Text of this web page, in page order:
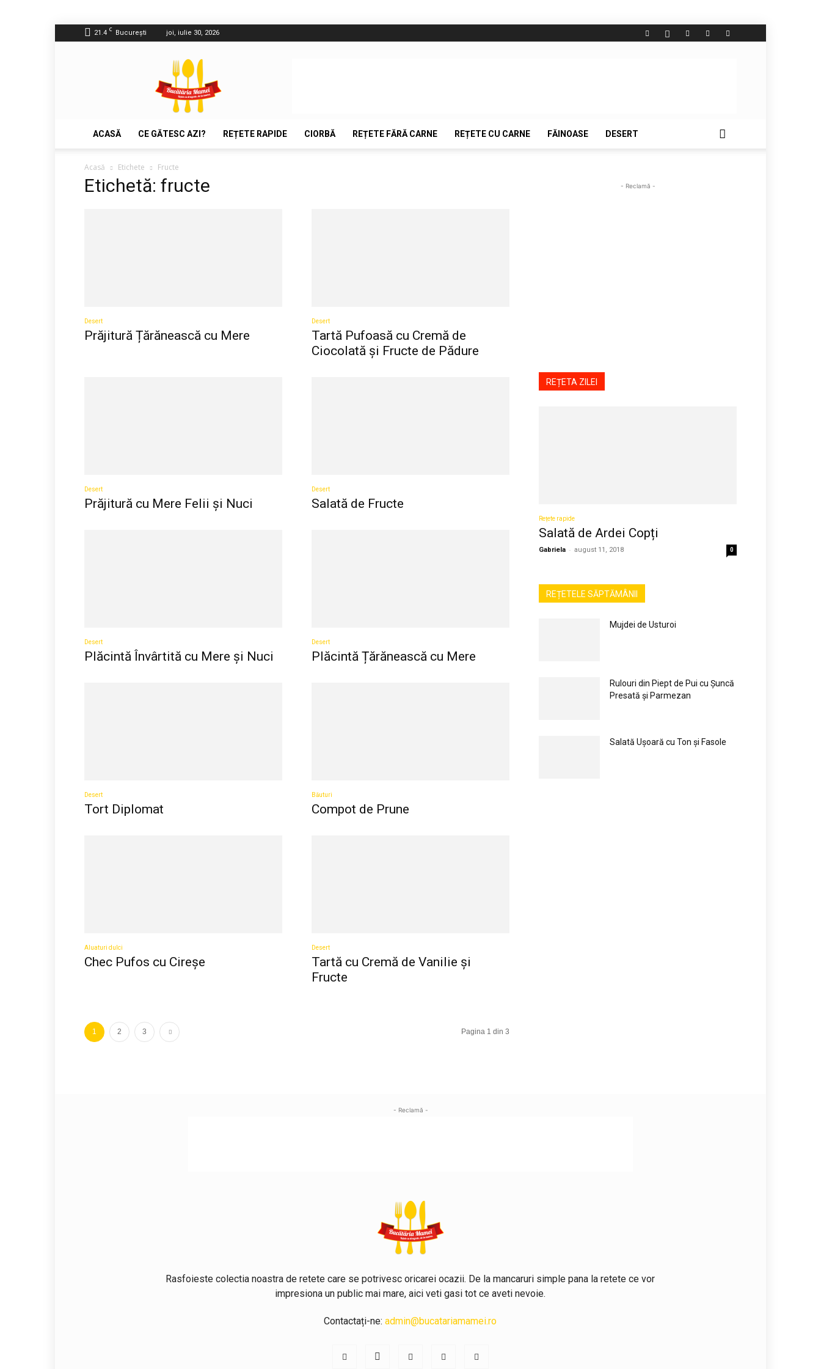
21.4 C București joi, iulie 30, 2026
Bucătăria
Mamei
ACASĂ CE GĂTESC AZI? REȚETE RAPIDE CIORBĂ REȚETE FĂRĂ CARNE REȚETE CU CARNE FĂINOASE DESERT
Acasă Etichete Fructe
Etichetă: fructe
Desert
Prăjitură Țărănească cu Mere
Desert
Tartă Pufoasă cu Cremă de
Ciocolată și Fructe de Pădure
Desert
Prăjitură cu Mere Felii și Nuci
Desert
Salată de Fructe
Desert
Plăcintă Învârtită cu Mere și Nuci
Desert
Plăcintă Țărănească cu Mere
Desert
Tort Diplomat
Băuturi
Compot de Prune
Aluaturi dulci
Chec Pufos cu Cireșe
Desert
Tartă cu Cremă de Vanilie și
Fructe
1 2 3 Pagina 1 din 3
- Reclamă -
REȚETA ZILEI
Rețete rapide
Salată de Ardei Copți
Gabriela - august 11, 2018 0
REȚETELE SĂPTĂMÂNII
Mujdei de Usturoi
Rulouri din Piept de Pui cu Șuncă
Presată și Parmezan
Salată Ușoară cu Ton și Fasole
- Reclamă -
Rasfoieste colectia noastra de retete care se potrivesc oricarei ocazii. De la mancaruri simple pana la retete ce vor
impresiona un public mai mare, aici veti gasi tot ce aveti nevoie.
Contactați-ne:admin@bucatariamamei.ro